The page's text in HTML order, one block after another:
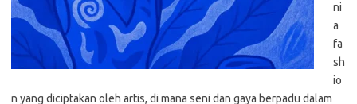
ni
a
fa
sh
io
n yang diciptakan oleh artis, di mana seni dan gaya berpadu dalam